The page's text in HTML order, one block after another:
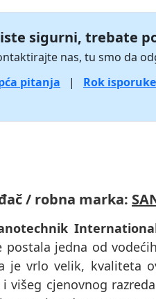
sigurni, trebate
nas, tu smo da
pitanja
| Rok
/ robna marka:
jedna od
je vrlo velik, kvaliteta
višeg cjenovnog